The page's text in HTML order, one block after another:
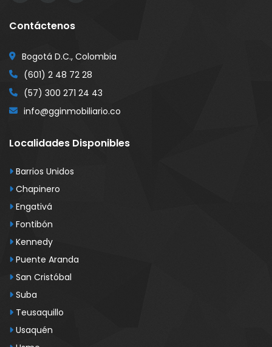
Contáctenos
Bogotá D.C., Colombia
(601) 2 48 72 28
(57) 300 271 24 43
info@gginmobiliario.co
Localidades Disponibles
Barrios Unidos
Chapinero
Engativá
Fontibón
Kennedy
Puente Aranda
San Cristóbal
Suba
Teusaquillo
Usaquén